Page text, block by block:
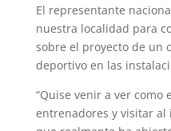
El representante
nuestra localidad para
sobre el proyecto de un
deportivo en las
“Quise venir a ver como
entrenadores y visitar al